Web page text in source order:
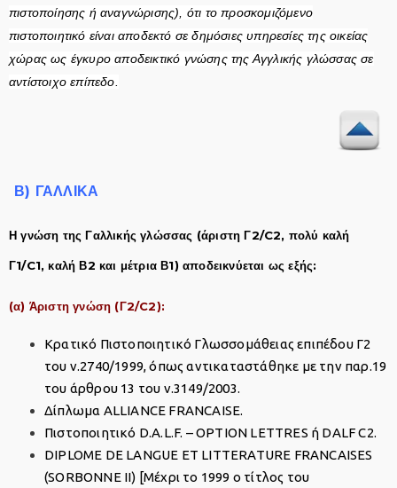
πιστοποίησης ή αναγνώρισης), ότι το προσκομιζόμενο
πιστοποιητικό είναι αποδεκτό σε δημόσιες υπηρεσίες της οικείας
χώρας ως έγκυρο αποδεικτικό γνώσης της Αγγλικής γλώσσας σε
αντίστοιχο επίπεδο.
Β) ΓΑΛΛΙΚΑ
Η γνώση της Γαλλικής γλώσσας (άριστη Γ2/C2, πολύ καλή
Γ1/C1, καλή Β2 και μέτρια Β1) αποδεικνύεται ως εξής:
(α) Άριστη γνώση (Γ2/C2):
Κρατικό Πιστοποιητικό Γλωσσομάθειας επιπέδου Γ2
του ν.2740/1999, όπως αντικαταστάθηκε με την παρ.19
του άρθρου 13 του ν.3149/2003.
Δίπλωμα ALLIANCE FRANCAISE.
Πιστοποιητικό D.A.L.F. – ΟPTION LETTRES ή DALF C2.
DIPLOME DE LANGUE ET LITTERATURE FRANCAISES
(SORBONNE II) [Μέχρι το 1999 ο τίτλος του